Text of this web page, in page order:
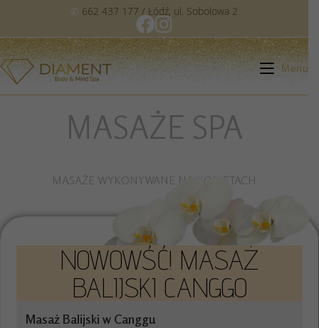
✆ 662 437 177 / Łódź, ul. Sobolowa 2
Menu
MASAŻE SPA
MASAŻE WYKONYWANE NA KOBIETACH
NOWOWŚĆ! MASAŻ
BALIJSKI CANGGO
Masaż Balijski w Canggu